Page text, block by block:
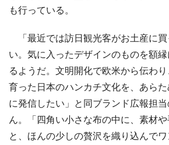
も行っている。
「最近では訪日観光客がお土産に
い。気に入ったデザインのものを額
るようだ。文明開化で欧米から伝わ
育った日本のハンカチ文化を、あら
に発信したい」と同ブランド広報担
ん。「四角い小さな布の中に、素材
と、ほんの少しの贅沢を織り込んで